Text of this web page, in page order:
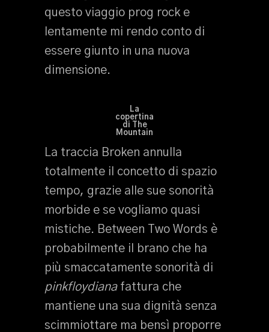
questo viaggio prog rock e
lentamente mi rendo conto di
essere giunto in una nuova
dimensione.
La
copertina
di The
Mountain
La traccia Broken annulla
totalmente il concetto di spazio
tempo, grazie alle sue sonorità
morbide e se vogliamo quasi
mistiche. Between Two Words è
probabilmente il brano che ha
più smaccatamente sonorità di
pinkfloydianafattura che
mantiene una sua dignità senza
scimmiottare ma bensì proporre